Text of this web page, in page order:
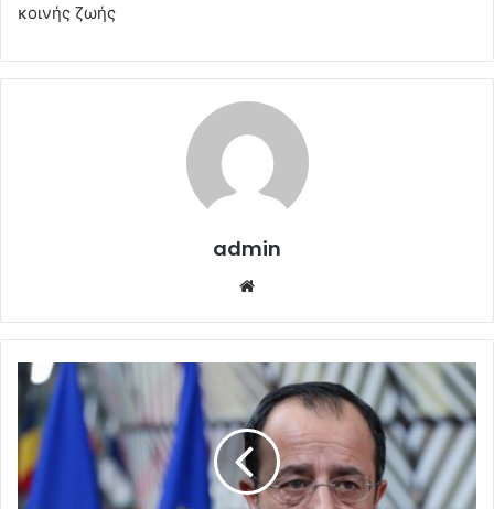
κοινής ζωής
admin